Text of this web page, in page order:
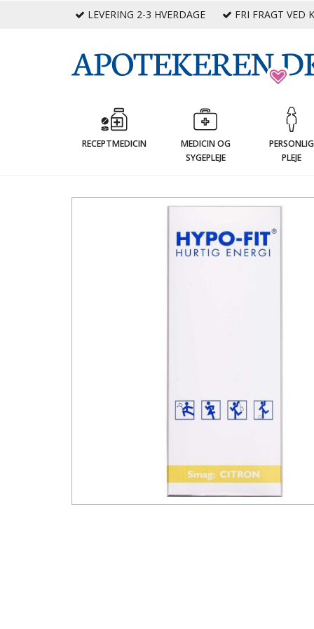
LEVERING 2-3 HVERDAGE FRI FRAGT VED
RECEPTMEDICIN
MEDICIN OG
SYGEPLEJE
PERSONLIG
PLEJE